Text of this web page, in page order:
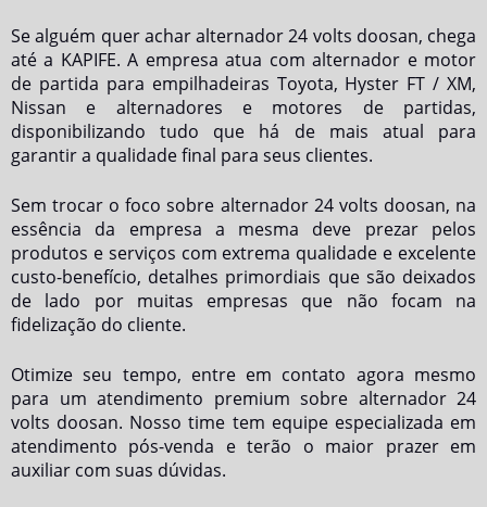
Se alguém quer acharalternador 24 volts doosan, chega
até a KAPIFE. A empresa atua com alternador e motor
de partida para empilhadeiras Toyota, Hyster FT / XM,
Nissan e alternadores e motores de partidas,
disponibilizando tudo que há de mais atual para
garantir a qualidade final para seus clientes.
Sem trocar o foco sobre alternador 24 volts doosan, na
essência da empresa a mesma deve prezar pelos
produtos e serviços com extrema qualidade e excelente
custo-benefício, detalhes primordiais que são deixados
de lado por muitas empresas que não focam na
fidelização do cliente.
Otimize seu tempo, entre em contato agora mesmo
para um atendimento premium sobre alternador 24
volts doosan. Nosso time tem equipe especializada em
atendimento pós-venda e terão o maior prazer em
auxiliar com suas dúvidas.